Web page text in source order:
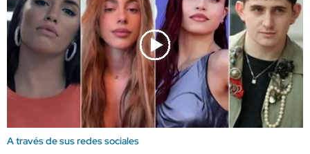
A través de sus redes sociales